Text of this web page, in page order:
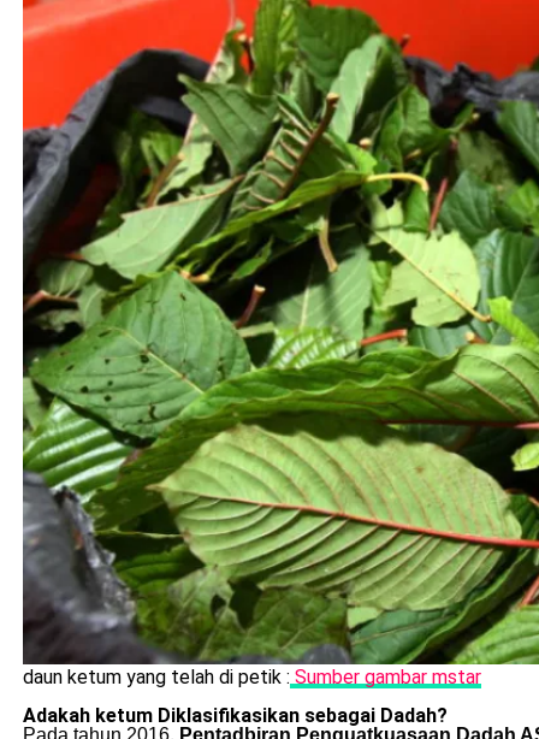
daun ketum yang telah di petik : Sumber gambar mstar
Adakah ketum Diklasifikasikan sebagai Dadah?
Pada tahun 2016, Pentadbiran Penguatkuasaan Dadah